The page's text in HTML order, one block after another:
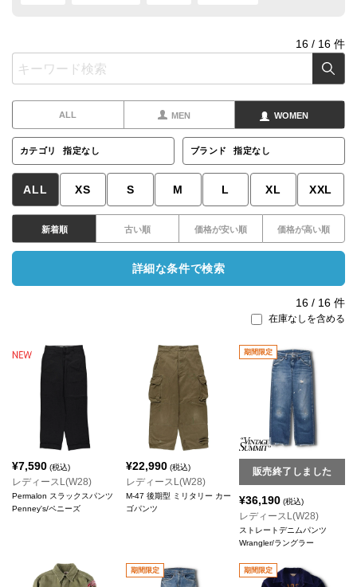
16 / 16 件
ALL MEN WOMEN
カテゴリ 指定なし ブランド 指定なし
ALL XS S M L XL XXL
新着順 古い順 価格が安い順 価格が高い順
詳細な条件で検索
16 / 16 件
在庫なしを含める
¥7,590 (税込)
レディースL(W28)
Permalon スラックスパンツ
Penney's/ペニーズ
¥22,990(税込)
レディースL(W28)
M-47 後期型 ミリタリー カー
ゴパンツ
期間限定
販売終了しました
¥36,190 (税込)
レディースL(W28)
ストレートデニムパンツ
Wrangler/ラングラー
期間限定 期間限定